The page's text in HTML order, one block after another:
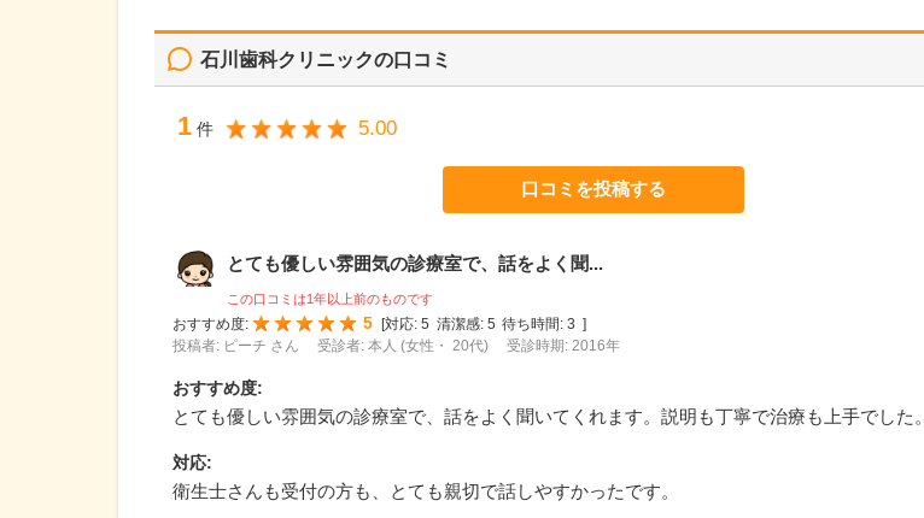
石川歯科クリニックの口コミ
1 件 5.00
口コミを投稿する
とても優しい雰囲気の診療室で、話をよく聞...
この口コミは1年以上前のものです
おすすめ度:
5 [対応: 5 清潔感: 5 待ち時間: 3 ]
投稿者: ピーチ さん
受診者: 本人 (女性・ 20代) 受診時期: 2016年
おすすめ度:
とても優しい雰囲気の診療室で、話をよく聞いてくれます。説明も丁寧で治療も上手でした。
対応:
衛生士さんも受付の方も、とても親切で話しやすかったです。